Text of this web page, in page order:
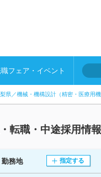
フェア・イベント
県／機械・機構設計（精密・医療用
転職・中途採用情報
勤務地 指定する